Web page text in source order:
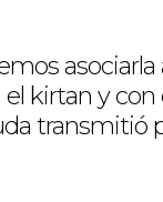
asociarla
kirtan y
transmitió